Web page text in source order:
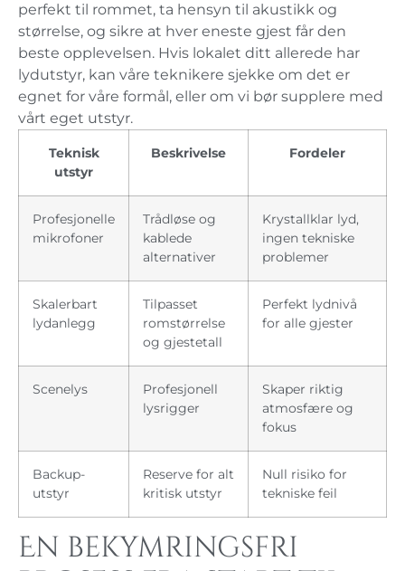
perfekt til rommet, ta hensyn til akustikk og
størrelse, og sikre at hver eneste gjest får den
beste opplevelsen. Hvis lokalet ditt allerede har
lydutstyr, kan våre teknikere sjekke om det er
egnet for våre formål, eller om vi bør supplere med
vårt eget utstyr.
Teknisk
utstyr
Beskrivelse Fordeler
Profesjonelle
mikrofoner
Trådløse og
kablede
alternativer
Krystallklar lyd,
ingen tekniske
problemer
Skalerbart
lydanlegg
Tilpasset
romstørrelse
og gjestetall
Perfekt lydnivå
for alle gjester
Scenelys
Profesjonell
lysrigger
Skaper riktig
atmosfære og
fokus
Backup-
utstyr
Reserve for alt
kritisk utstyr
Null risiko for
tekniske feil
En bekymringsfri